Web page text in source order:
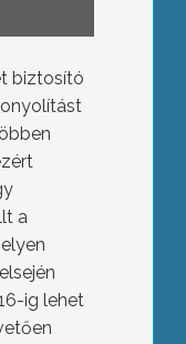
biztosító
a
ig lehet